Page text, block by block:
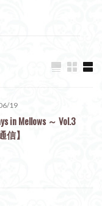
19
in Mellows ～ Vol.3
信】